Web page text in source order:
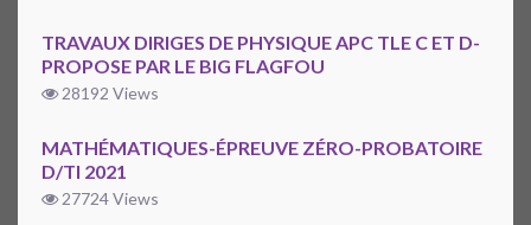
TRAVAUX DIRIGES DE PHYSIQUE APC TLE C ET D-
PROPOSE PAR LE BIG FLAGFOU
28192 Views
MATHÉMATIQUES-ÉPREUVE ZÉRO-PROBATOIRE
D/TI 2021
27724 Views